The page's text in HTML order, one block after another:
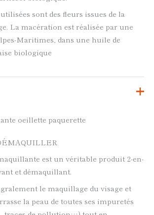
sont des fleurs issues de la
La macération est réalisée par une
Maritimes, dans une huile de
biologique
oeillette paquerette
est un véritable produit 2-en-
et démaquillant.
le maquillage du visage et
la peau de toutes ses impuretés